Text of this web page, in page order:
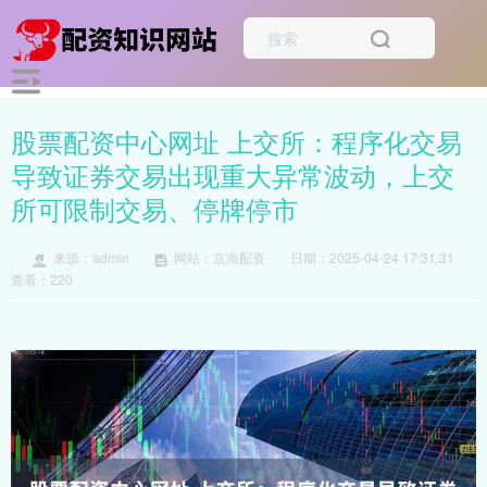
股票配资中心网址 上交所：程序化交易
导致证券交易出现重大异常波动，上交
所可限制交易、停牌停市
来源：admin 网站：京海配资
日期：2025-04-24 17:31:31
查看：220